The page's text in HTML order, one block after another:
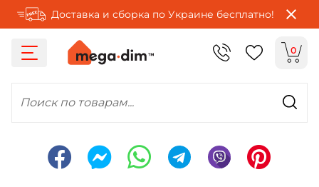
Доставка и сборка по Украине бесплатно!
0
Поиск по товарам...